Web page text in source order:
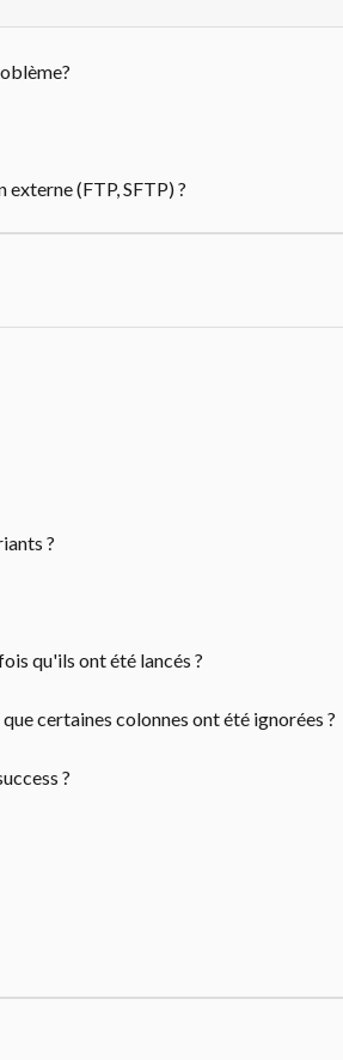
(FTP, SFTP) ?
?
qu'ils ont été lancés ?
certaines colonnes ont été ignorées ?
?